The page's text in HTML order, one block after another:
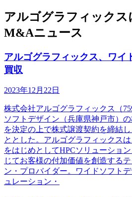
アルゴグラフィックス
M&Aニュース
アルゴグラフィックス、ワイ
買収
2023年12月22日
株式会社アルゴグラフィックス（
ソフトデザイン（兵庫県神戸市）
を決定の上で株式譲渡契約を締結
ととした。アルゴグラフィックス
をはじめとしてHPCソリューショ
じてお客様の付加価値を創造する
ン・プロバイダー。ワイドソフト
ュレーション・